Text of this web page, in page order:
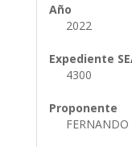
Año
2022
Expediente
4300
Proponente
FERNANDO